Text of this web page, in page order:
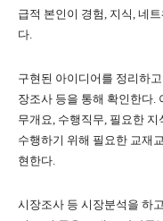
급적 본인이 경험, 지식, 네
다.
구현된 아이디어를 정리하
장조사 등을 통해 확인한다.
무개요, 수행직무, 필요한 지
수행하기 위해 필요한 교재
현한다.
시장조사 등 시장분석을 하